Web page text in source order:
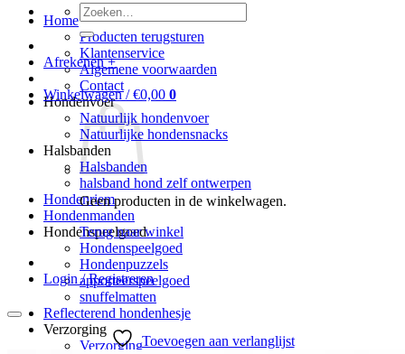
Home
Producten terugsturen
Klantenservice
Algemene voorwaarden
Contact
Hondenvoer
Natuurlijk hondenvoer
Natuurlijke hondensnacks
Halsbanden
Halsbanden
halsband hond zelf ontwerpen
Hondenriem
Hondenmanden
Hondenspeelgoed
Hondenspeelgoed
Hondenpuzzels
apporteerspeelgoed
snuffelmatten
Reflecterend hondenhesje
Verzorging
Verzorging
Zoeken
naar:
Afrekenen +
Winkelwagen /€0,00 0
Geen producten in de winkelwagen.
Terug naar winkel
Login / Registreren
Toevoegen aan verlanglijst